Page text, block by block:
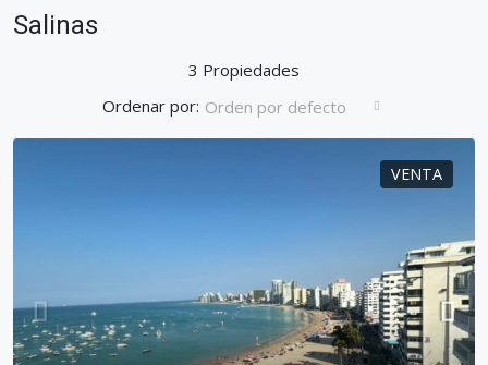
Salinas
3 Propiedades
Ordenar por: Orden por defecto
VENTA